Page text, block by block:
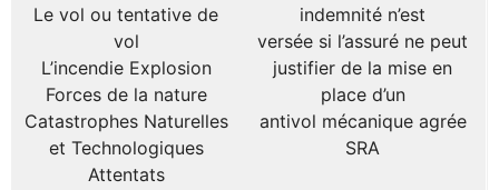
Le vol ou tentative de
vol
L’incendie Explosion
Forces de la nature
Catastrophes Naturelles
et Technologiques
Attentats
indemnité n’est
versée si l’assuré ne peut
justifier de la mise en
place d’un
antivol mécanique agrée
SRA